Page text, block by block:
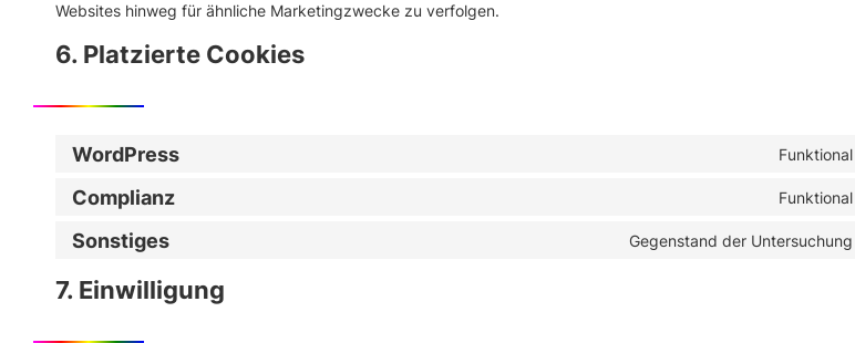
Websites hinweg für ähnliche Marketingzwecke zu verfolgen.
6. Platzierte Cookies
WordPress Funktional
Complianz Funktional
Sonstiges Gegenstand der Untersuchung
7. Einwilligung